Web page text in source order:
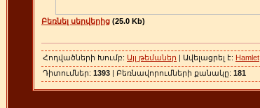
Բեռնել սերվերից (25.0 Kb)
Հոդվածների Խումբ: Այլ թեմաներ | Ավելացրել է: Hamlet
Դիտումներ: 1393 | Բեռնավորումների քանակը: 181